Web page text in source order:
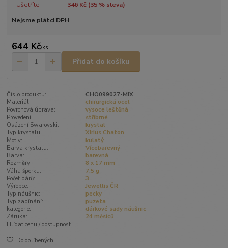
Ušetříte 346 Kč (35% sleva)
Nejsme plátci DPH
644 Kč/ks
Přidat do košíku
Číslo produktu:
CHO099027-MIX
Materiál:
chirurgická ocel
Povrchová úprava:
vysoce leštěná
Provedení:
stříbrné
Osázení Swarovski:
krystal
Typ krystalu:
Xirius Chaton
Motiv:
kulatý
Barva krystalu:
Vícebarevný
Barva:
barevná
Rozměry:
8 x 17 mm
Váha šperku:
7,5 g
Počet párů:
3
Výrobce:
Jewellis ČR
Typ náušnic:
pecky
Typ zapínání:
puzeta
kategorie:
dárkové sady náušnic
Záruka:
24 měsíců
Hlídat cenu / dostupnost
Do oblíbených